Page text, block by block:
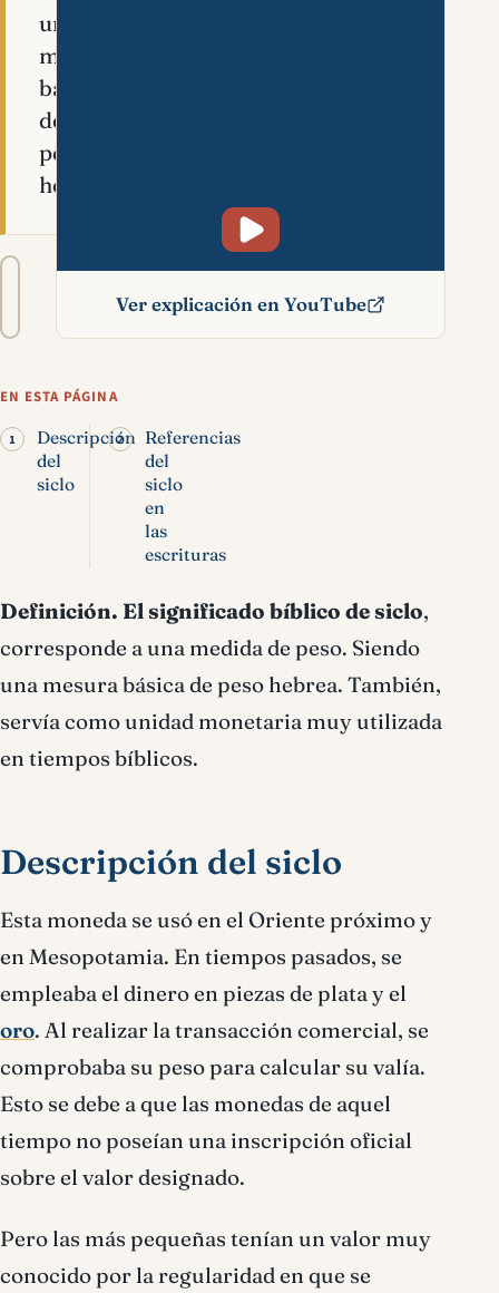
una
mesura
básica
de
peso
hebrea.
Tamaño
A− A+
Ver explicación en YouTube
EN ESTA PÁGINA
Descripción
del
siclo
Referencias
del
siclo
en
las
escrituras
Definición. El significado bíblico de siclo,
corresponde a una medida de peso. Siendo
una mesura básica de peso hebrea. También,
servía como unidad monetaria muy utilizada
en tiempos bíblicos.
Descripción del siclo
Esta moneda se usó en el Oriente próximo y
en Mesopotamia. En tiempos pasados, se
empleaba el dinero en piezas de plata y el
oro. Al realizar la transacción comercial, se
comprobaba su peso para calcular su valía.
Esto se debe a que las monedas de aquel
tiempo no poseían una inscripción oficial
sobre el valor designado.
Pero las más pequeñas tenían un valor muy
conocido por la regularidad en que se